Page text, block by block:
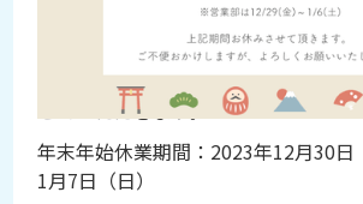
平素は格別のご高配を賜り、誠にあ
誠に勝手ながら、年末年始休業日を
せていただきます。
年末年始休業期間：2023年12月30日
1月7日（日）